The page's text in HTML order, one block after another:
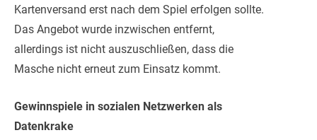
Kartenversand erst nach dem Spiel erfolgen sollte.
Das Angebot wurde inzwischen entfernt,
allerdings ist nicht auszuschließen, dass die
Masche nicht erneut zum Einsatz kommt.
Gewinnspiele in sozialen Netzwerken als
Datenkrake